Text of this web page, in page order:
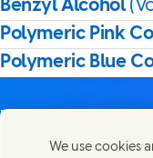
Benzyl Alcohol
Polymeric Pink
Polymeric Blue
We use cookies